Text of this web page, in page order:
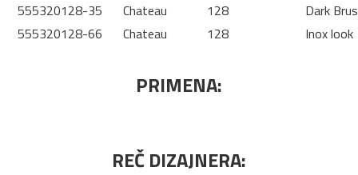
555320128-35
Chateau 128
Dark
555320128-66
Chateau 128 Inox look
PRIMENA:
REČ DIZAJNERA: